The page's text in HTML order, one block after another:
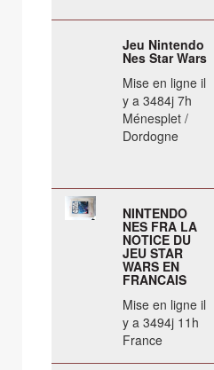
Jeu Nintendo
Nes Star Wars
Mise en ligne il
y a 3484j 7h
Ménesplet /
Dordogne
NINTENDO
NES FRA LA
NOTICE DU
JEU STAR
WARS EN
FRANCAIS
Mise en ligne il
y a 3494j 11h
France